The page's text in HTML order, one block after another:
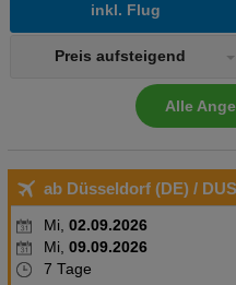
inkl. Flug
Preis aufsteigend
Alle
ab Düsseldorf (DE) / DUS
Mi, 02.09.2026
Mi, 09.09.2026
7 Tage